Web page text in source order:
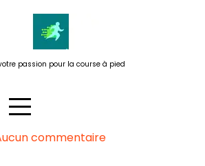
passion pour la course à pied
commentaire